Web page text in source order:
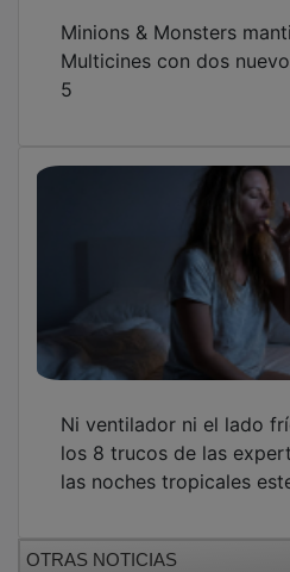
OTRAS NOTICIAS
PUBLICIDAD